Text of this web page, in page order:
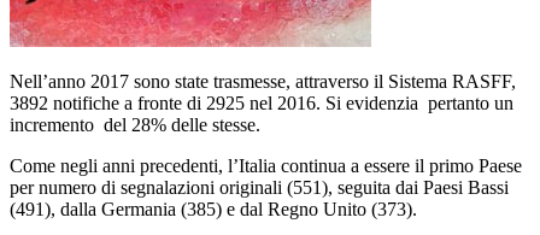
Nell’anno 2017 sono state trasmesse, attraverso il Sistema RASFF,
3892 notifiche a fronte di 2925 nel 2016. Si evidenzia pertanto un
incremento del 28% delle stesse.
Come negli anni precedenti, l’Italia continua a essere il primo Paese
per numero di segnalazioni originali (551), seguita dai Paesi Bassi
(491), dalla Germania (385) e dal Regno Unito (373).